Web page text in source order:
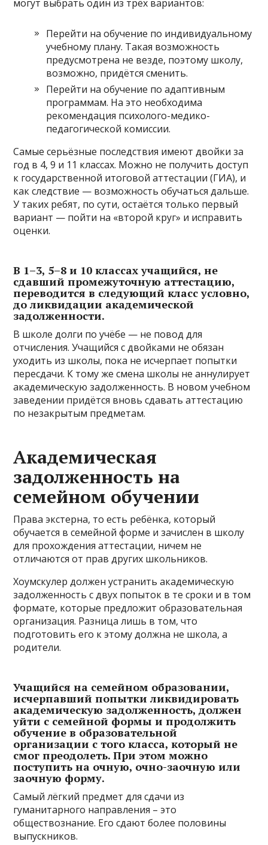
могут выбрать один из трёх вариантов:
Перейти на обучение по индивидуальному
учебному плану. Такая возможность
предусмотрена не везде, поэтому школу,
возможно, придётся сменить.
Перейти на обучение по адаптивным
программам. На это необходима
рекомендация психолого-медико-
педагогической комиссии.
Самые серьёзные последствия имеют двойки за
год в 4, 9 и 11 классах. Можно не получить доступ
к государственной итоговой аттестации (ГИА), и
как следствие — возможность обучаться дальше.
У таких ребят, по сути, остаётся только первый
вариант — пойти на «второй круг» и исправить
оценки.
В 1–3, 5–8 и 10 классах учащийся, не
сдавший промежуточную аттестацию,
переводится в следующий класс условно,
до ликвидации академической
задолженности.
В школе долги по учёбе — не повод для
отчисления. Учащийся с двойками не обязан
уходить из школы, пока не исчерпает попытки
пересдачи. К тому же смена школы не аннулирует
академическую задолженность. В новом учебном
заведении придётся вновь сдавать аттестацию
по незакрытым предметам.
Академическая
задолженность на
семейном обучении
Права экстерна, то есть ребёнка, который
обучается в семейной форме и зачислен в школу
для прохождения аттестации, ничем не
отличаются от прав других школьников.
Хоумскулер должен устранить академическую
задолженность с двух попыток в те сроки и в том
формате, которые предложит образовательная
организация. Разница лишь в том, что
подготовить его к этому должна не школа, а
родители.
Учащийся на семейном образовании,
исчерпавший попытки ликвидировать
академическую задолженность, должен
уйти с семейной формы и продолжить
обучение в образовательной
организации с того класса, который не
смог преодолеть. При этом можно
поступить на очную, очно-заочную или
заочную форму.
Самый лёгкий предмет для сдачи из
гуманитарного направления – это
обществознание. Его сдают более половины
выпускников.